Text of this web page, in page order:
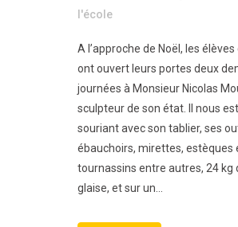
l'école
A l’approche de Noël, les élèves
ont ouvert leurs portes deux
journées à Monsieur Nicolas
sculpteur de son état. Il nous
souriant avec son tablier, ses
ébauchoirs, mirettes, estèques
tournassins entre autres, 24 kg
glaise, et sur un...